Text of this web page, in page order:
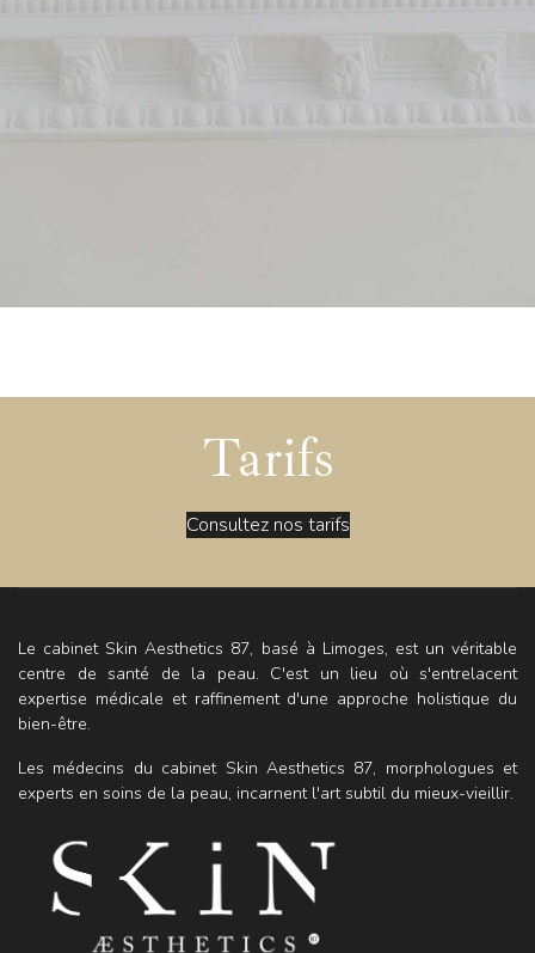
Tarifs
Consultez nos tarifs
Le cabinet Skin Aesthetics 87, basé à Limoges, est un véritable
centre de santé de la peau. C'est un lieu où s'entrelacent
expertise médicale et raffinement d'une approche holistique du
bien-être.
Les médecins du cabinet Skin Aesthetics 87, morphologues et
experts en soins de la peau, incarnent l'art subtil du mieux-vieillir.